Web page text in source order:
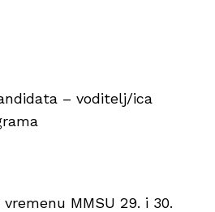
– voditelj/ica
MMSU 29. i 30.